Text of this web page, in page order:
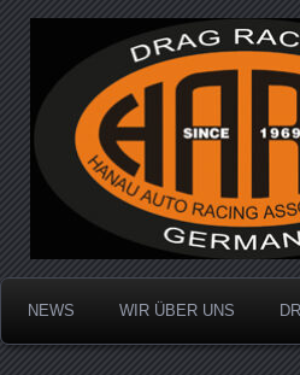
Hanau
Dragracing auf der 1/4 Meile
NEWS WIR ÜBER UNS